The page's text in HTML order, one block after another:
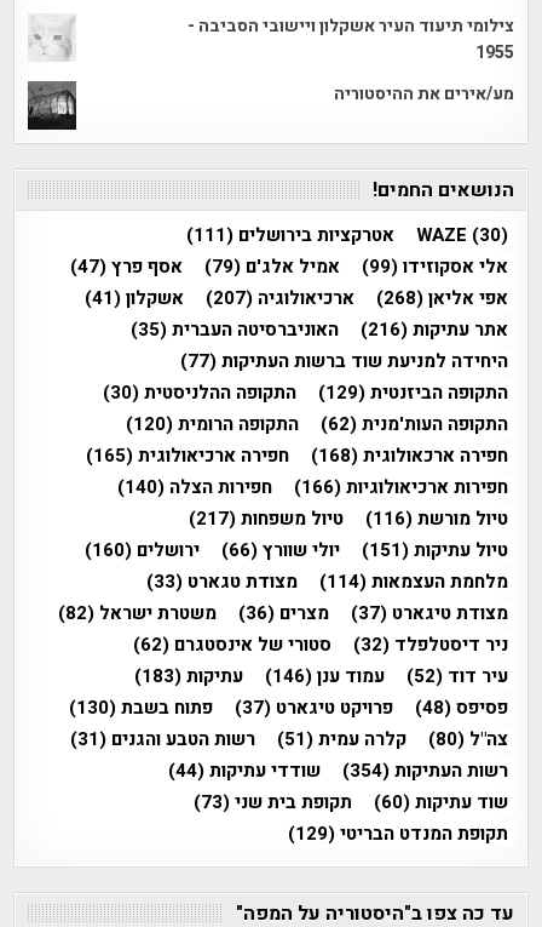
צילומי תיעוד העיר אשקלון ויישובי הסביבה -
1955
מע/אירים את ההיסטוריה
הנושאים החמים!
WAZE (30) אטרקציות בירושלים (111)
אלי אסקוזידו(99) אמיל אלג'ם (79) אסף פרץ(47)
אפי אליאן(268) ארכיאולוגיה (207) אשקלון(41)
אתר עתיקות(216) האוניברסיטה העברית(35)
היחידה למניעת שוד ברשות העתיקות(77)
התקופה הביזנטית(129) התקופה ההלניסטית(30)
התקופה העות'מנית(62) התקופה הרומית(120)
חפירה ארכאולוגית(168) חפירה ארכיאולוגית(165)
חפירות ארכיאולוגיות(166) חפירות הצלה (140)
טיול מורשת(116) טיול משפחות(217)
טיול עתיקות(151) יולי שוורץ(66) ירושלים (160)
מלחמת העצמאות(114) מצודת טגארט (33)
מצודת טיגארט (37) מצרים (36) משטרת ישראל (82)
ניר דיסטלפלד (32) סטורי של אינסטגרם (62)
עיר דוד (52) עמוד ענן(146) עתיקות(183)
פסיפס(48) פרויקט טיגארט (37) פתוח בשבת(130)
צה"ל (80) קלרה עמית(51) רשות הטבע והגנים (31)
רשות העתיקות(354) שודדי עתיקות(44)
שוד עתיקות(60) תקופת בית שני(73)
תקופת המנדט הבריטי(129)
עד כה צפו ב"היסטוריה על המפה"